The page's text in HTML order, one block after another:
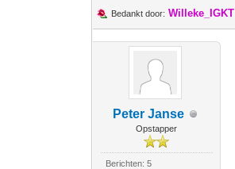
Bedankt door: Willeke_IGKT
Peter Janse
Opstapper
Berichten: 5